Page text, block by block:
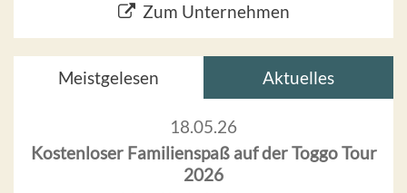
Zum Unternehmen
Meistgelesen Aktuelles
18.05.26
Kostenloser Familienspaß auf der Toggo Tour
2026